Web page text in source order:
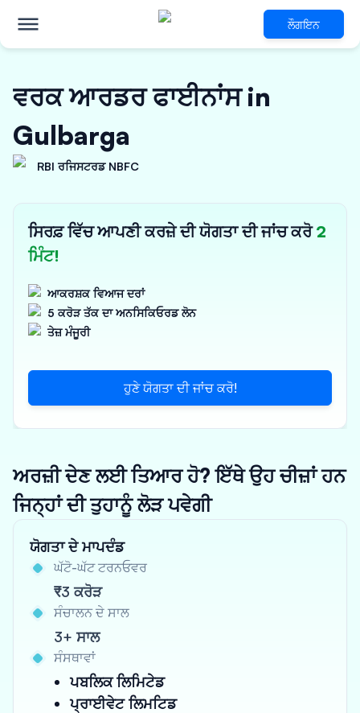
ਲੌਗਇਨ
ਵਰਕ ਆਰਡਰ ਫਾਈਨਾਂਸ in
Gulbarga
RBI ਰਜਿਸਟਰਡ NBFC
ਸਿਰਫ਼ ਵਿੱਚ ਆਪਣੀ ਕਰਜ਼ੇ ਦੀ ਯੋਗਤਾ ਦੀ ਜਾਂਚ ਕਰੋ2
ਮਿੰਟ!
ਆਕਰਸ਼ਕ ਵਿਆਜ ਦਰਾਂ
5 ਕਰੋੜ ਤੱਕ ਦਾ ਅਨਸਿਕਿਓਰਡ ਲੋਨ
ਤੇਜ਼ ਮੰਜੂਰੀ
ਹੁਣੇ ਯੋਗਤਾ ਦੀ ਜਾਂਚ ਕਰੋ!
ਅਰਜ਼ੀ ਦੇਣ ਲਈ ਤਿਆਰ ਹੋ? ਇੱਥੇ ਉਹ ਚੀਜ਼ਾਂ ਹਨ
ਜਿਨ੍ਹਾਂ ਦੀ ਤੁਹਾਨੂੰ ਲੋੜ ਪਵੇਗੀ
ਯੋਗਤਾ ਦੇ ਮਾਪਦੰਡ
ਘੱਟੋ-ਘੱਟ ਟਰਨਓਵਰ
₹3 ਕਰੋੜ
ਸੰਚਾਲਨ ਦੇ ਸਾਲ
3+ ਸਾਲ
ਸੰਸਥਾਵਾਂ
ਪਬਲਿਕ ਲਿਮਿਟੇਡ
ਪ੍ਰਾਈਵੇਟ ਲਿਮਟਿਡ